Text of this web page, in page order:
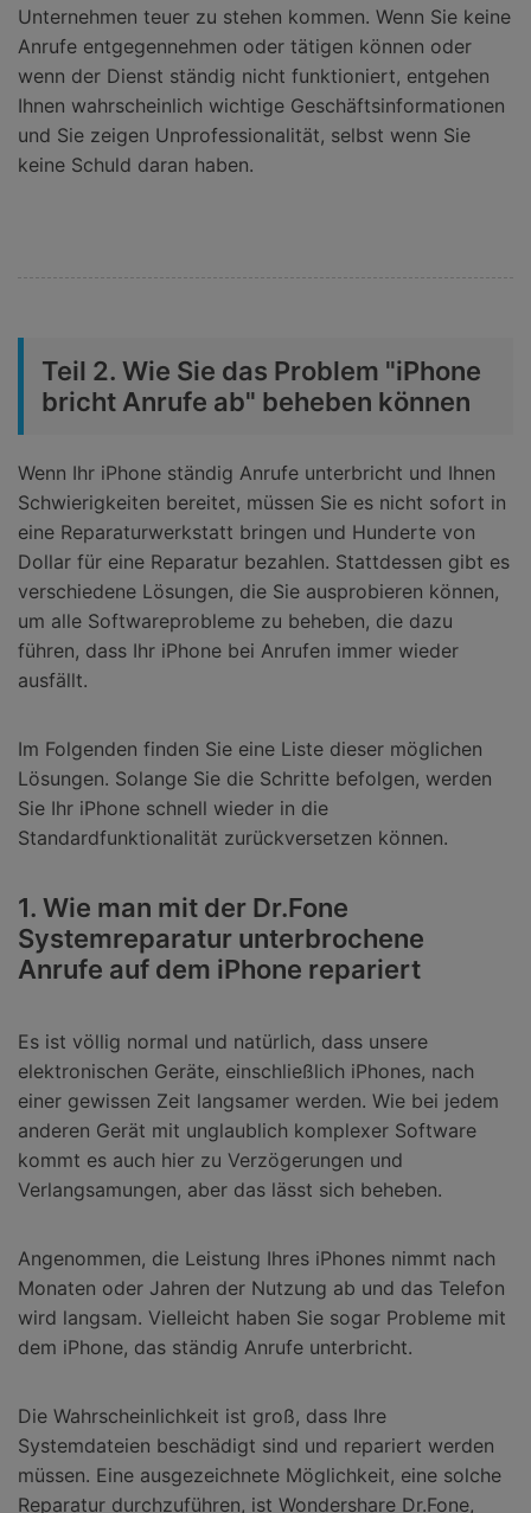
Unternehmen teuer zu stehen kommen. Wenn Sie keine
Anrufe entgegennehmen oder tätigen können oder
wenn der Dienst ständig nicht funktioniert, entgehen
Ihnen wahrscheinlich wichtige Geschäftsinformationen
und Sie zeigen Unprofessionalität, selbst wenn Sie
keine Schuld daran haben.
Teil 2. Wie Sie das Problem "iPhone
bricht Anrufe ab" beheben können
Wenn Ihr iPhone ständig Anrufe unterbricht und Ihnen
Schwierigkeiten bereitet, müssen Sie es nicht sofort in
eine Reparaturwerkstatt bringen und Hunderte von
Dollar für eine Reparatur bezahlen. Stattdessen gibt es
verschiedene Lösungen, die Sie ausprobieren können,
um alle Softwareprobleme zu beheben, die dazu
führen, dass Ihr iPhone bei Anrufen immer wieder
ausfällt.
Im Folgenden finden Sie eine Liste dieser möglichen
Lösungen. Solange Sie die Schritte befolgen, werden
Sie Ihr iPhone schnell wieder in die
Standardfunktionalität zurückversetzen können.
1. Wie man mit der Dr.Fone
Systemreparatur unterbrochene
Anrufe auf dem iPhone repariert
Es ist völlig normal und natürlich, dass unsere
elektronischen Geräte, einschließlich iPhones, nach
einer gewissen Zeit langsamer werden. Wie bei jedem
anderen Gerät mit unglaublich komplexer Software
kommt es auch hier zu Verzögerungen und
Verlangsamungen, aber das lässt sich beheben.
Angenommen, die Leistung Ihres iPhones nimmt nach
Monaten oder Jahren der Nutzung ab und das Telefon
wird langsam. Vielleicht haben Sie sogar Probleme mit
dem iPhone, das ständig Anrufe unterbricht.
Die Wahrscheinlichkeit ist groß, dass Ihre
Systemdateien beschädigt sind und repariert werden
müssen. Eine ausgezeichnete Möglichkeit, eine solche
Reparatur durchzuführen, ist Wondershare Dr.Fone,